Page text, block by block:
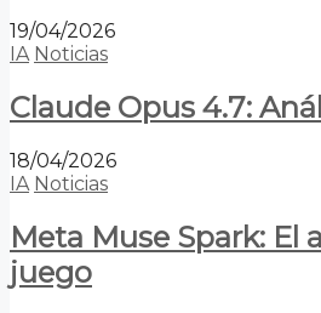
19/04/2026
IA Noticias
Claude Opus 4.7:
18/04/2026
IA Noticias
Meta Muse Spark: El
juego